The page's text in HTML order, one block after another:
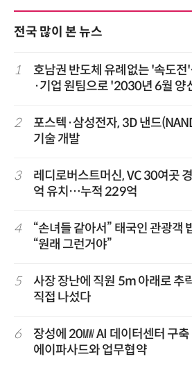
전국 많이 본 뉴스
1
호남권 반도체 유례없는 '속도
·기업 원팀으로 '2030년 6월 양
2
포스텍·삼성전자, 3D 낸드
기술 개발
3
레디로버스트머신, VC 30여곳
억 유치…누적 229억
4
“손녀들 같아서” 태국인 관광객
“원래 그런거야”
5
사장 장난에 직원 5m 아래로
직접 나섰다
6
장성에 20㎿ AI 데이터센터 구
에이파사드와 업무협약